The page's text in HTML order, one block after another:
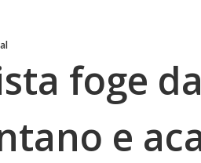
foge
e